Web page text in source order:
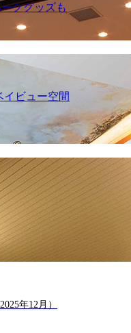
クグッズも
イビュー空間
年12月）